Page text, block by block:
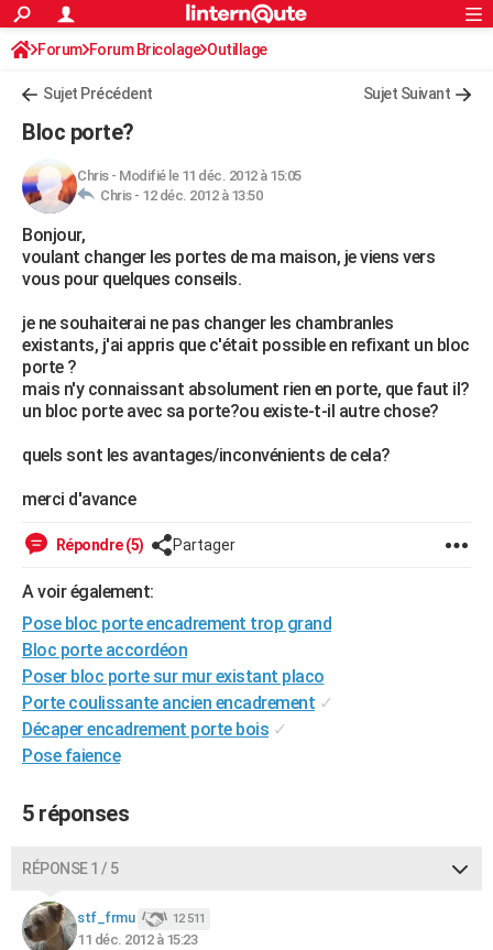
ACTUALITÉS
Politique
Société
Faits Divers
Education
Monde
Villes
+
Retraite
Impôts
Epargne
Immobilier
Risques naturels par ville
Banque
Assurance
Crédit
AUTO
Essais
Réserver un essai
Citadines
Berlines
SUV
Forum auto
+HIGH-TECH
Mobiles
Meilleur smartphone
Internet
Ordinateurs
Jeux vidéo
Guide high-tech
+
Forum
Aménagement intérieur
Extérieur
Cuisine
Salle de bains
Jardinage
Rangement
WEEK-END
Guides de France
Escapades
Patrimoine
Expositions
Musées
Week-end nature
+LIFESTYLE
Art de vivre
Modes de vie
Alimentation
Guide de la santé
Maladies
Médicaments
Sommeil
CARTE DE VOEUX
Carte de Noël
Carte Bonne année
Carte Saint-Valentin
Carte Pâques
Carte d'anniversaire
DICTIONNAIRE
Dictionnaire
Biographies
Citations
Expressions
Proverbes
PROGRAMME TV
S'inscrire
Se connecter
Lycées
Collèges
Primaires
Universités
Entreprises
Service militaire
Avis de recherche
FORUM
Bricolage
Lifestyle
Culture
Sport
Auto
Television
Voyage
Cinema
S'inscrire
Connexion
Forum Forum Bricolage Outillage
Sujet Précédent Sujet Suivant
Bloc porte?
Chris- Modifié le 11 déc. 2012 à 15:05
Chris - 12 déc. 2012 à 13:50
Bonjour,
voulant changer les portes de ma maison, je viens vers
vous pour quelques conseils.
je ne souhaiterai ne pas changer les chambranles
existants, j'ai appris que c'était possible en refixant un bloc
porte ?
mais n'y connaissant absolument rien en porte, que faut il?
un bloc porte avec sa porte?ou existe-t-il autre chose?
quels sont les avantages/inconvénients de cela?
merci d'avance
Répondre (5) Partager
A voir également:
Pose bloc porte encadrement trop grand
Bloc porte accordéon
Poser bloc porte sur mur existant placo
Porte coulissante ancien encadrement ✓
Décaper encadrement porte bois ✓
Pose faience
5 réponses
RÉPONSE 1 / 5
stf_frmu 12 511
11 déc. 2012 à 15:23